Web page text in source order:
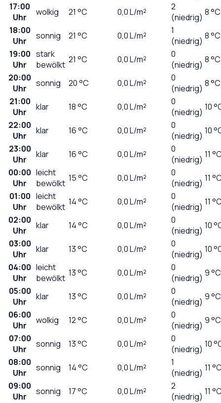
17:00
Uhr
wolkig 21 °C 0,0L/m²
2
(niedrig) 8 °C
18:00
Uhr
sonnig 21 °C 0,0L/m²
1
(niedrig) 8 °C
19:00
Uhr
stark
bewölkt 21 °C 0,0L/m²
0
(niedrig) 8 °C
20:00
Uhr
sonnig 20°C 0,0L/m²
0
(niedrig) 8 °C
21:00
Uhr
klar 18°C 0,0L/m²
0
(niedrig) 10
22:00
Uhr
klar 16°C 0,0L/m²
0
(niedrig) 10
23:00
Uhr
klar 16°C 0,0L/m²
0
(niedrig) 11
00:00
Uhr
leicht
bewölkt 15°C 0,0L/m²
0
(niedrig) 11
01:00
Uhr
leicht
bewölkt 14°C 0,0L/m²
0
(niedrig) 11
02:00
Uhr
klar 14°C 0,0L/m²
0
(niedrig) 10
03:00
Uhr
klar 13°C 0,0L/m²
0
(niedrig) 10
04:00
Uhr
leicht
bewölkt 13°C 0,0L/m²
0
(niedrig) 9 °C
05:00
Uhr
klar 13°C 0,0L/m²
0
(niedrig) 9 °C
06:00
Uhr
wolkig 12°C 0,0L/m²
0
(niedrig) 9 °C
07:00
Uhr
sonnig 13°C 0,0L/m²
0
(niedrig) 10
08:00
Uhr
sonnig 14°C 0,0L/m²
1
(niedrig) 11
09:00
Uhr
sonnig 17°C 0,0L/m²
2
(niedrig) 11